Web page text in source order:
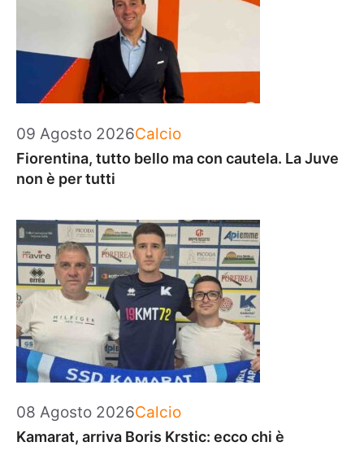
09 Agosto 2026Categorie
Calcio
Fiorentina, tutto bello ma con cautela. La Juve
non è per tutti
08 Agosto 2026Categorie
Calcio
Kamarat, arriva Boris Krstic: ecco chi è